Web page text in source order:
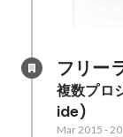
フリー
複数プロ
ide)
Mar 2015 -